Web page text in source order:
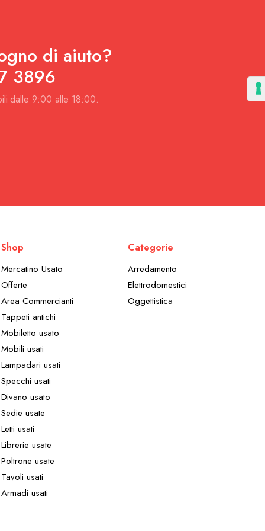
di aiuto?
3896
dalle 9:00 alle 18:00.
Shop
Mercatino Usato
Offerte
Area Commercianti
Tappeti antichi
Mobiletto usato
Mobili usati
Lampadari usati
Specchi usati
Divano usato
Sedie usate
Letti usati
Librerie usate
Poltrone usate
Tavoli usati
Armadi usati
Categorie
Arredamento
Elettrodomestici
Oggettistica